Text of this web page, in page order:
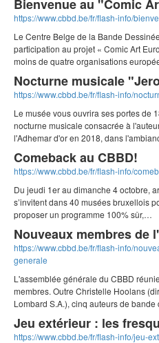
Bienvenue au "Comic
https://www.cbbd.be/fr/flash-info/
Le Centre Belge de la Bande
participation au projet « Comic Art
moins de quatre organisations
Nocturne musicale
https://www.cbbd.be/fr/flash-info/
Le musée vous ouvrira ses portes de
nocturne musicale consacrée à
l'Adhemar d'or en 2018, dans
Comeback au CBBD!
https://www.cbbd.be/fr/flash-info/
Du jeudi 1er au dimanche 4 octobre,
s’invitent dans 40 musées bruxellois
proposer un programme 100% sûr,…
Nouveaux membres de
https://www.cbbd.be/fr/flash-info/
generale
L'assemblée générale du CBBD
membres. Outre Christelle Hoolans
Lombard S.A.), cinq auteurs de
Jeu extérieur : les
https://www.cbbd.be/fr/flash-info/jeu-